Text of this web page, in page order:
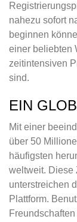
nahezu sofort
beginnen
einer beliebten
zeitintensiven
sind.
EIN
Mit einer
über 50
häufigsten
weltweit. Diese
unterstreichen
Plattform.